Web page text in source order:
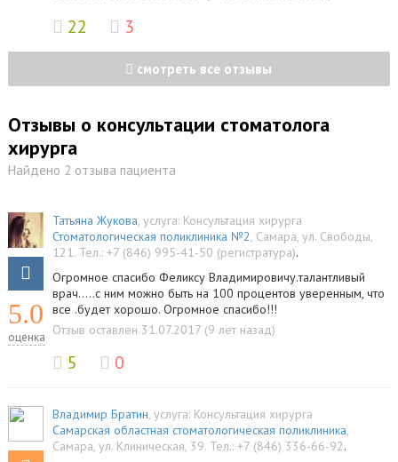
22 3
смотреть все отзывы
Отзывы о консультации стоматолога
хирурга
Найдено 2 отзыва пациента
5.0
оценка
Татьяна Жукова, услуга: Консультация хирурга
Стоматологическая поликлиника №2, Самара, ул. Свободы,
121. Тел.: +7 (846) 995-41-50 (регистратура).
Огромное спасибо Феликсу Владимировичу.талантливый
врач.....с ним можно быть на 100 процентов уверенным, что
все .будет хорошо. Огромное спасибо!!!
Отзыв оставлен 31.07.2017 (9 лет назад)
5 0
Владимир Братин, услуга: Консультация хирурга
Самарская областная стоматологическая поликлиника,
Самара, ул. Клиническая, 39. Тел.: +7 (846) 336-66-92.